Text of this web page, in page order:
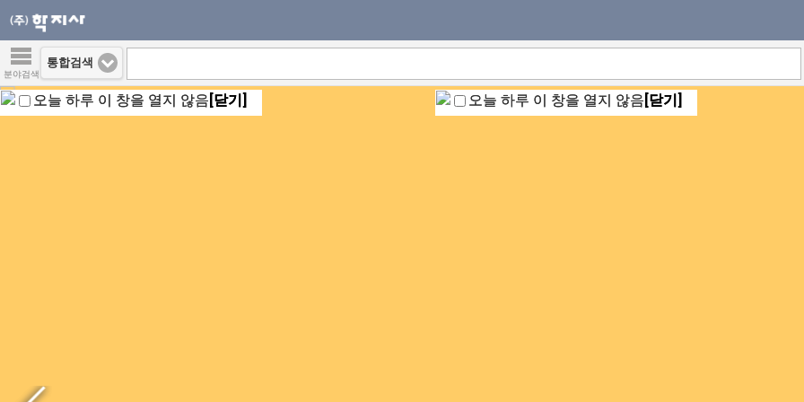
오늘 하루 이 창을 열지 않음 [닫기] 오늘 하루 이 창을 열지 않음 [닫기]
분야검색
통합검색